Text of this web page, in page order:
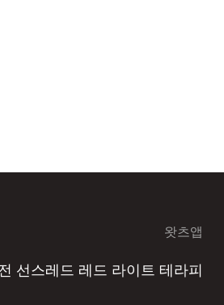
왓츠앱
선스레드 레드 라이트 테라피